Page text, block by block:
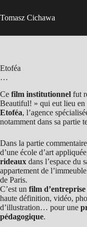
au
contenu
Tomasz Cichawa
Etoféa
…
Ce film institutionnel fut
Beautiful! » qui eut lieu en
Etoféa, l’agence
notamment dans sa partie
Dans la partie
d’une école d’art
rideaux dans l’espace du
appartement de
de Paris.
C’est un film d’entreprise
haute définition, vidéo,
d’illustration… pour une
pédagogique.